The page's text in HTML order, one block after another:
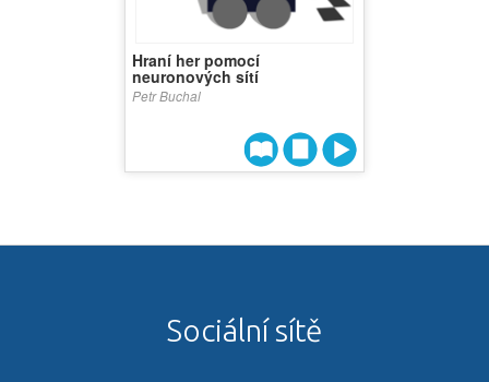
Hraní her pomocí
neuronových sítí
Petr Buchal
Sociální sítě